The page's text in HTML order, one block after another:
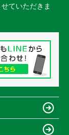
ていただきま